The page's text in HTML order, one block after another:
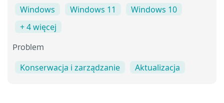
Windows Windows 11
Windows 10
+ 4 więcej
Problem
Konserwacja i zarządzanie Aktualizacja